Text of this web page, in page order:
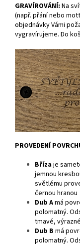
GRAVÍROVÁNÍ: Na
(např. přání nebo
objednávky Vámi
vygravírujeme. Do
PROVEDENÍ
Břízaje
jemnou
světlému
černou hranou
Dub Amá
polomatný.
tmavé,
Dub B má
polomatný.